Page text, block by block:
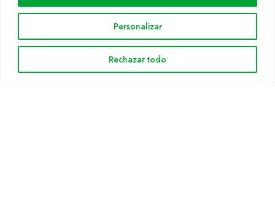
Personalizar
Rechazar todo
Solicitud Catálogo